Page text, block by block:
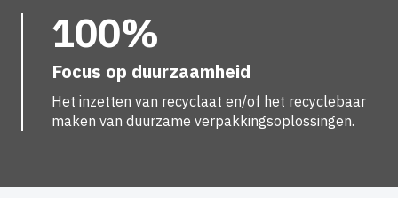
100%
Focus op duurzaamheid
Het inzetten van recyclaat en/of het recyclebaar
maken van duurzame verpakkingsoplossingen.